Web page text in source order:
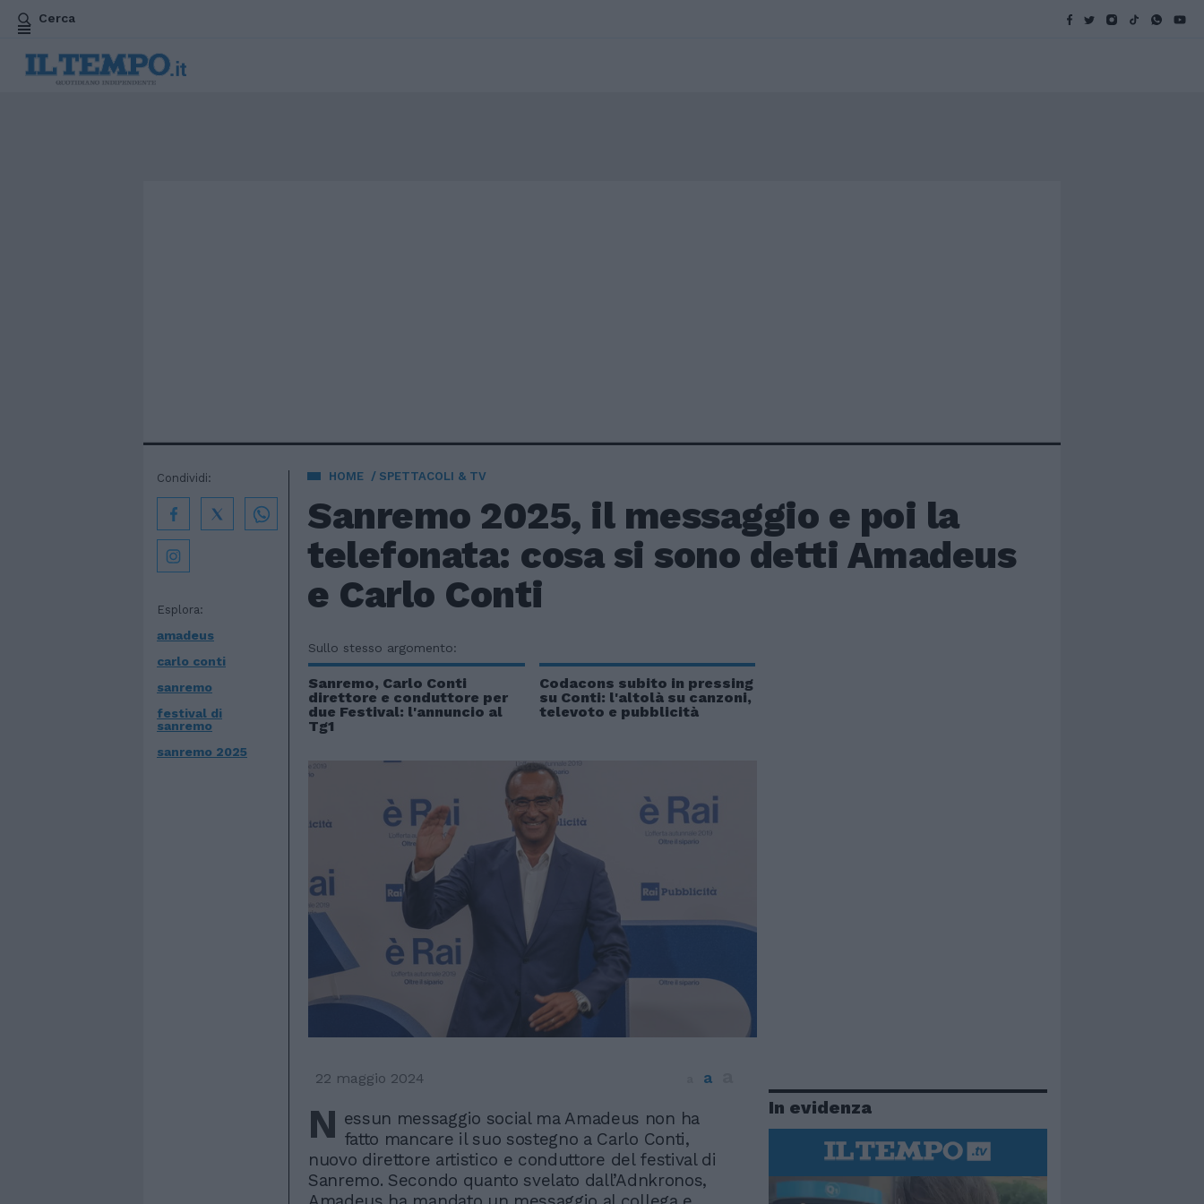
Cerca
HOME SPETTACOLI & TV
Sanremo 2025, il messaggio e poi la
telefonata: cosa si sono detti Amadeus
e Carlo Conti
Esplora:
amadeus
carlo conti
sanremo
festival di
sanremo
sanremo 2025
Condividi:
Sullo stesso argomento:
Sanremo, Carlo Conti
direttore e conduttore per
due Festival: l'annuncio al
Tg1
Codacons subito in pressing
su Conti: l'altolà su canzoni,
televoto e pubblicità
22 maggio 2024 a
N essun messaggio social ma Amadeus non ha
fatto mancare il suo sostegno a Carlo Conti,
nuovo direttore artistico e conduttore del festival di
Sanremo. Secondo quanto svelato dall’Adnkronos,
In evidenza